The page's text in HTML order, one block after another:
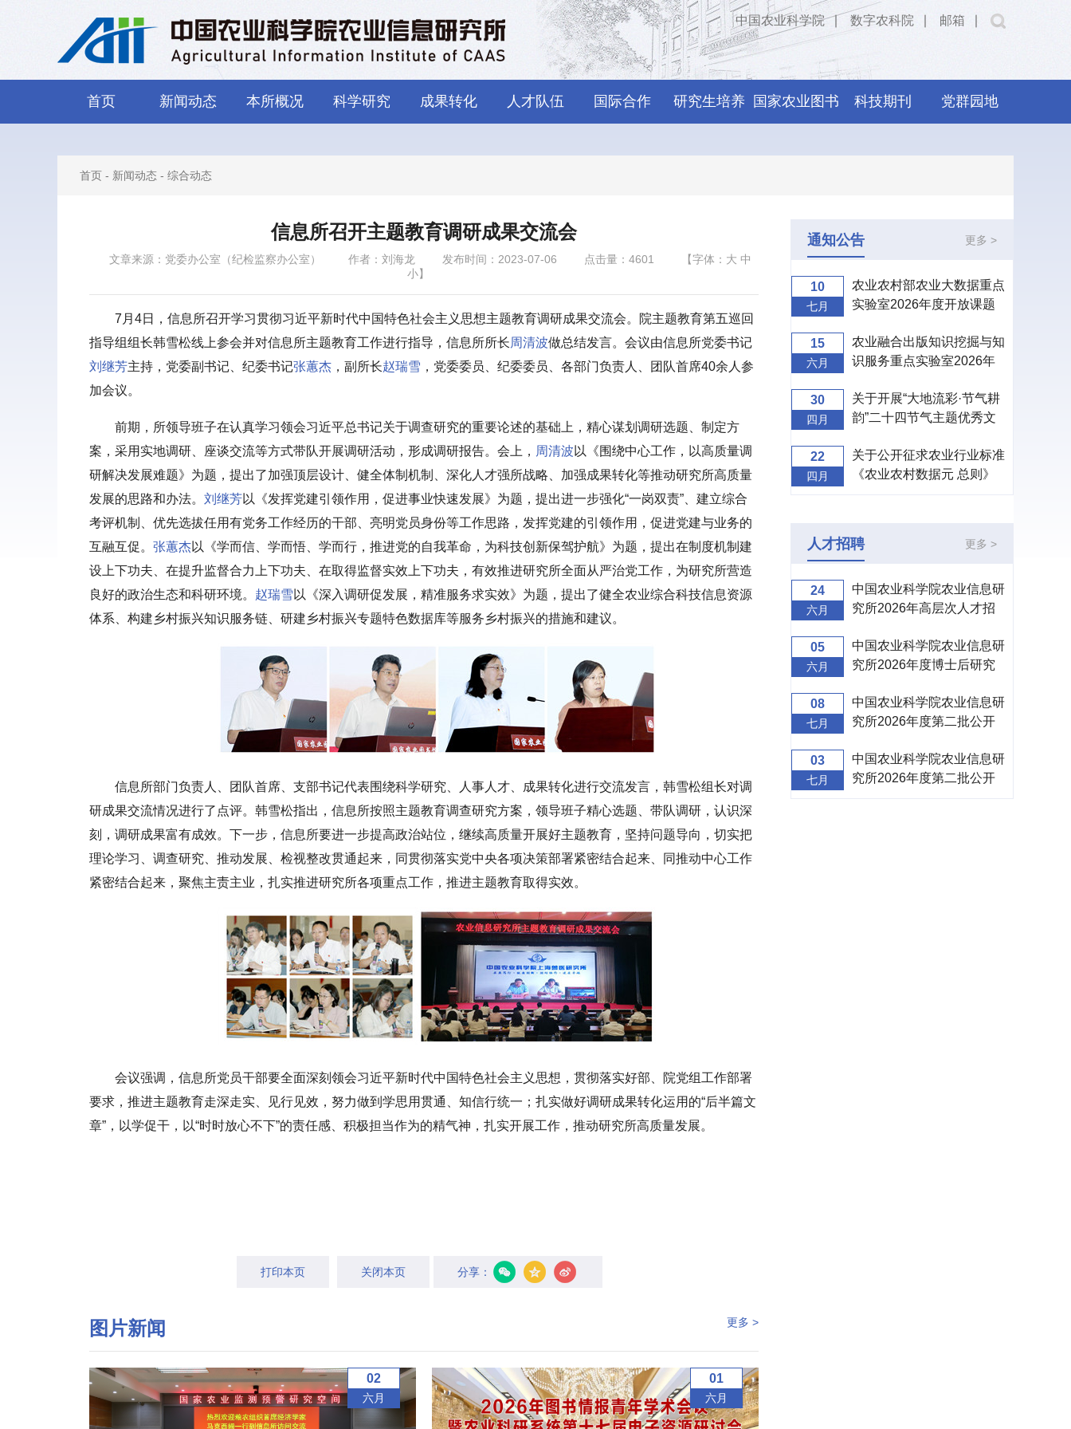
中国农业科学院 ∣ 数字农科院 邮箱
首页 新闻动态 本所概况 科学研究 成果转化 人才队伍 国际合作 研究生培养 国家农业图书 科技期刊 党群园地
首页 - 新闻动态 - 综合动态
信息所召开主题教育调研成果交流会
文章来源：党委办公室（纪检监察办公室） 作者：刘海龙 发布时间：2023-07-06 点击量： 4601 【字体： 大 中
小】
7月4日，信息所召开学习贯彻习近平新时代中国特色社会主义思想主题教育调研成果交流会。院主题教育第五巡回
指导组组长韩雪松线上参会并对信息所主题教育工作进行指导，信息所所长周清波做总结发言。会议由信息所党委书记
刘继芳主持，党委副书记、纪委书记张蕙杰 ，副所长赵瑞雪 ，党委委员、纪委委员、各部门负责人、团队首席40余人参
加会议。
前期，所领导班子在认真学习领会习近平总书记关于调查研究的重要论述的基础上，精心谋划调研选题、制定方
案，采用实地调研、座谈交流等方式带队开展调研活动，形成调研报告。会上， 周清波 以《围绕中心工作，以高质量调
研解决发展难题》为题，提出了加强顶层设计、健全体制机制、深化人才强所战略、加强成果转化等推动研究所高质量
发展的思路和办法。 刘继芳以《发挥党建引领作用，促进事业快速发展》为题，提出进一步强化“一岗双责”、建立综合
考评机制、优先选拔任用有党务工作经历的干部、亮明党员身份等工作思路，发挥党建的引领作用，促进党建与业务的
互融互促。 张蕙杰以《学而信、学而悟、学而行，推进党的自我革命，为科技创新保驾护航》为题，提出在制度机制建
设上下功夫、在提升监督合力上下功夫、在取得监督实效上下功夫，有效推进研究所全面从严治党工作，为研究所营造
良好的政治生态和科研环境。 赵瑞雪 以《深入调研促发展，精准服务求实效》为题，提出了健全农业综合科技信息资源
体系、构建乡村振兴知识服务链、研建乡村振兴专题特色数据库等服务乡村振兴的措施和建议。
信息所部门负责人、团队首席、支部书记代表围绕科学研究、人事人才、成果转化进行交流发言，韩雪松组长对调
研成果交流情况进行了点评。韩雪松指出，信息所按照主题教育调查研究方案，领导班子精心选题、带队调研，认识深
刻，调研成果富有成效。下一步，信息所要进一步提高政治站位，继续高质量开展好主题教育，坚持问题导向，切实把
理论学习、调查研究、推动发展、检视整改贯通起来，同贯彻落实党中央各项决策部署紧密结合起来、同推动中心工作
紧密结合起来，聚焦主责主业，扎实推进研究所各项重点工作，推进主题教育取得实效。
会议强调，信息所党员干部要全面深刻领会习近平新时代中国特色社会主义思想，贯彻落实好部、院党组工作部署
要求，推进主题教育走深走实、见行见效，努力做到学思用贯通、知信行统一；扎实做好调研成果转化运用的“后半篇文
章”，以学促干，以“时时放心不下”的责任感、积极担当作为的精气神，扎实开展工作，推动研究所高质量发展。
打印本页 关闭本页 分享：
图片新闻 更多 >
02
六月
01
六月
通知公告 更多 >
10
七月
农业农村部农业大数据重点
实验室2026年度开放课题
15
六月
农业融合出版知识挖掘与知
识服务重点实验室2026年
30
四月
关于开展“大地流彩·节气耕
韵”二十四节气主题优秀文
22
四月
关于公开征求农业行业标准
《农业农村数据元 总则》
人才招聘 更多 >
24
六月
中国农业科学院农业信息研
究所2026年高层次人才招
05
六月
中国农业科学院农业信息研
究所2026年度博士后研究
08
七月
中国农业科学院农业信息研
究所2026年度第二批公开
03
七月
中国农业科学院农业信息研
究所2026年度第二批公开